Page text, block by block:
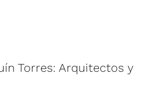
Torres: Arquitectos y